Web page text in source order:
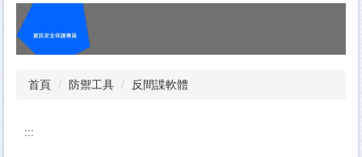
容
首頁 防禦工具 反間諜軟體
:::